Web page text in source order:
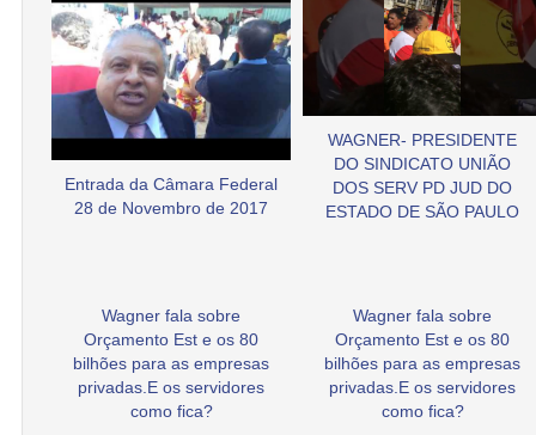
Entrada da Câmara Federal
28 de Novembro de 2017
WAGNER- PRESIDENTE
DO SINDICATO UNIÃO
DOS SERV PD JUD DO
ESTADO DE SÃO PAULO
Wagner fala sobre
Orçamento Est e os 80
bilhões para as empresas
privadas.E os servidores
como fica?
Wagner fala sobre
Orçamento Est e os 80
bilhões para as empresas
privadas.E os servidores
como fica?